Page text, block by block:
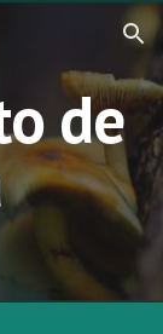
Skip to navigation
de